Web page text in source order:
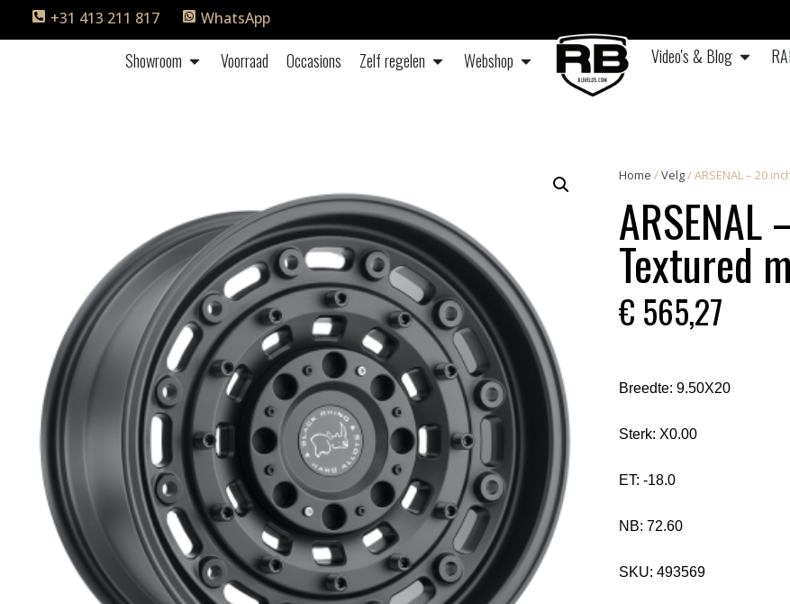
+31 413 211 817 WhatsApp
Showroom Voorraad Occasions Zelf regelen Webshop Video's & Blog
Home /Velg/ ARSENAL – 20
Textured
€ 565,27
Breedte: 9.50X20
Sterk: X0.00
ET: -18.0
NB: 72.60
SKU: 493569